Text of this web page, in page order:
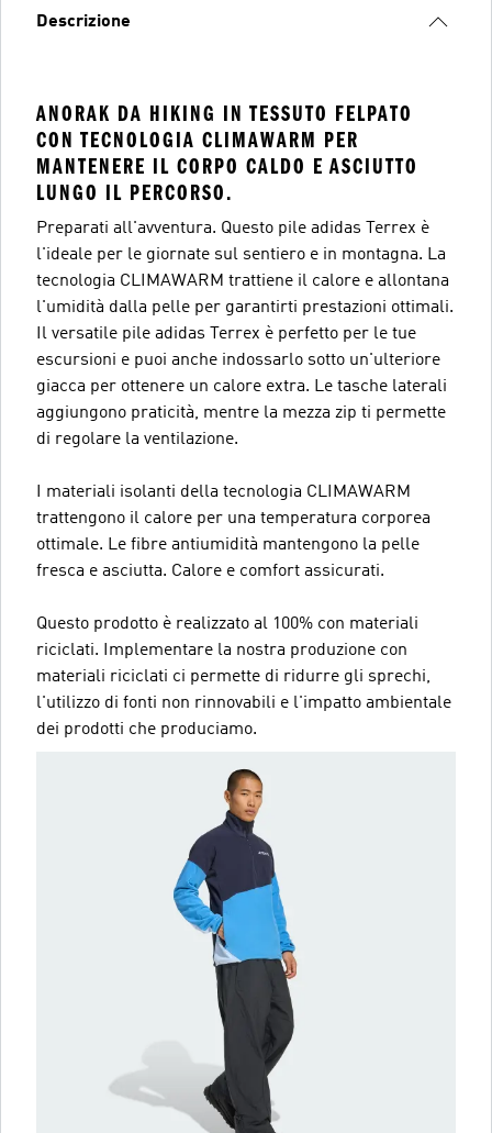
Descrizione
ANORAK DA HIKING IN TESSUTO FELPATO
CON TECNOLOGIA CLIMAWARM PER
MANTENERE IL CORPO CALDO E ASCIUTTO
LUNGO IL PERCORSO.
Preparati all'avventura. Questo pile adidas Terrex è
l'ideale per le giornate sul sentiero e in montagna. La
tecnologia CLIMAWARM trattiene il calore e allontana
l'umidità dalla pelle per garantirti prestazioni ottimali.
Il versatile pile adidas Terrex è perfetto per le tue
escursioni e puoi anche indossarlo sotto un'ulteriore
giacca per ottenere un calore extra. Le tasche laterali
aggiungono praticità, mentre la mezza zip ti permette
di regolare la ventilazione.
I materiali isolanti della tecnologia CLIMAWARM
trattengono il calore per una temperatura corporea
ottimale. Le fibre antiumidità mantengono la pelle
fresca e asciutta. Calore e comfort assicurati.
Questo prodotto è realizzato al 100% con materiali
riciclati. Implementare la nostra produzione con
materiali riciclati ci permette di ridurre gli sprechi,
l'utilizzo di fonti non rinnovabili e l'impatto ambientale
dei prodotti che produciamo.